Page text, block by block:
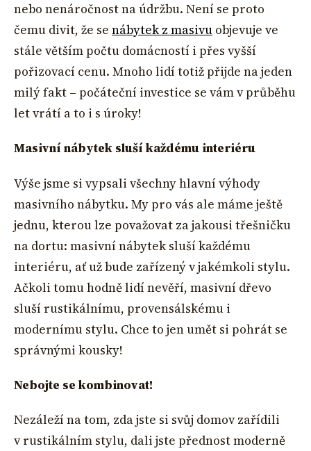
nebo nenáročnost na údržbu. Není se proto
čemu divit, že se nábytek z masivu objevuje ve
stále větším počtu domácností i přes vyšší
pořizovací cenu. Mnoho lidí totiž přijde na jeden
milý fakt – počáteční investice se vám v průběhu
let vrátí a to i s úroky!
Masivní nábytek sluší každému interiéru
Výše jsme si vypsali všechny hlavní výhody
masivního nábytku. My pro vás ale máme ještě
jednu, kterou lze považovat za jakousi třešničku
na dortu: masivní nábytek sluší každému
interiéru, ať už bude zařízený v jakémkoli stylu.
Ačkoli tomu hodně lidí nevěří, masivní dřevo
sluší rustikálnímu, provensálskému i
modernímu stylu. Chce to jen umět si pohrát se
správnými kousky!
Nebojte se kombinovat!
Nezáleží na tom, zda jste si svůj domov zařídili
v rustikálním stylu, dali jste přednost moderně